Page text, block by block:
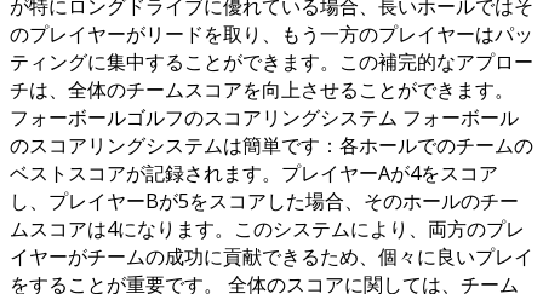
が特にロングドライブに優れている場合、長いホールではそ
のプレイヤーがリードを取り、もう一方のプレイヤーはパッ
ティングに集中することができます。この補完的なアプロー
チは、全体のチームスコアを向上させることができます。
フォーボールゴルフのスコアリングシステム フォーボール
のスコアリングシステムは簡単です：各ホールでのチームの
ベストスコアが記録されます。プレイヤーAが4をスコア
し、プレイヤーBが5をスコアした場合、そのホールのチー
ムスコアは4になります。このシステムにより、両方のプレ
イヤーがチームの成功に貢献できるため、個々に良いプレイ
をすることが重要です。 全体のスコアに関しては、チーム